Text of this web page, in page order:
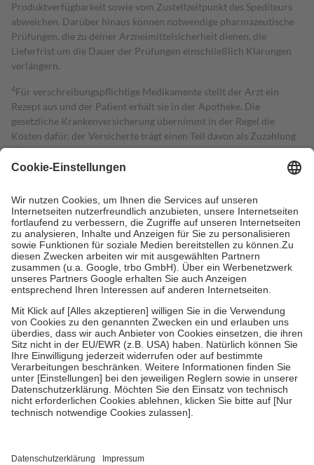
Produktverfügbarkeit sowie vom Zustellzeitpunkt des Spediteurs
abweichen. Darüber hinaus können notwendige pharmazeutische
Prüfungen, die zu deiner Arzneimittelsicherheit dienen, die
Lieferfrist um die Dauer der Prüfungen einschließlich Klärungen
verlängern.
4Für verschreibungspflichtige Medikamente stellt der Arzt ein
Rezept aus und der Patient erhält sie in der Apotheke. Die
gesetzliche Krankenversicherung übernimmt in der Regel die
Kosten dafür, der Versicherte trägt einen Teil davon als Zuzahlung
mit.
Grundsätzlich leisten Mitglieder Zuzahlungen in Höhe von zehn
höchstens zehn Euro.
Es sind jedoch nie mehr als die tatsächlichen
Kosten der Leistung zu entrichten.
Diese Regeln gelten grundsätzlich auch für Online-Apotheken.
Bei Heilmitteln und häuslicher Krankenpflege beträgt die
Zuzahlung zehn Prozent der Kosten sowie zehn Euro je
Verordnung.
Um das Engagement der Versicherten für ihre eigene Gesundheit zu
stärken und die besondere Stellung der Familie zu unterstützen,
fallenkeine Zuzahlungenan bei:
• Kindern und Jugendlichen bis zum vollendeten 18. Lebensjahr
mit Ausnahme der Fahrkosten
• Untersuchungen zur Vorsorge und Früherkennung, die von der
GKV getragen werden
• empfohlenen Schutzimpfungen
• Harn- und Blutteststreifen
getroffen, um sicherzustellen, dass es sich um echte Bewertungen